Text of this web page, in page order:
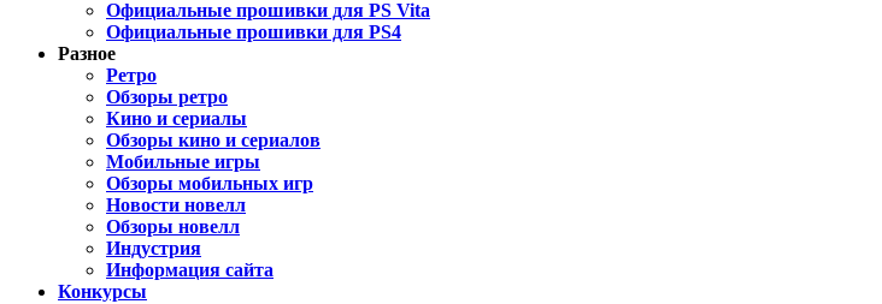
Официальные прошивки для PS Vita
Официальные прошивки для PS4
Разное
Ретро
Обзоры ретро
Кино и сериалы
Обзоры кино и сериалов
Мобильные игры
Обзоры мобильных игр
Новости новелл
Обзоры новелл
Индустрия
Информация сайта
Конкурсы